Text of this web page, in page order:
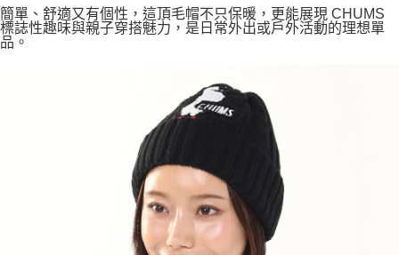
簡單、舒適又有個性，這頂毛帽不只保暖，更能展現 CHUMS
標誌性趣味與親子穿搭魅力，是日常外出或戶外活動的理想單
品。